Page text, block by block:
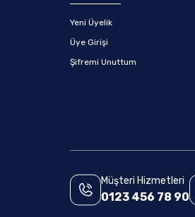
Yeni Üyelik
Üye Girişi
Şifremi Unuttum
Müşteri Hizmetleri
0123 456 78 90